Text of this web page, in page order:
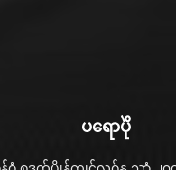
ပရောပိုဲ